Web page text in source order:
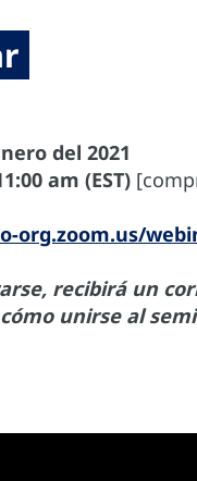
del 2021
am (EST)
org.zoom.us/
recibirá un
unirse al